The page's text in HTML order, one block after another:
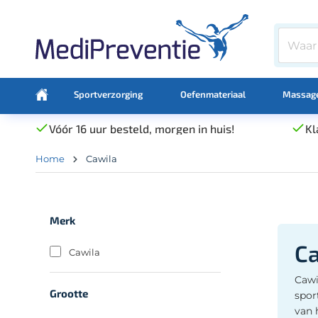
Sportverzorging Oefenmateriaal
Vóór 16 uur besteld, morgen in huis!
Home Cawila
Merk
Cawila
Grootte
van